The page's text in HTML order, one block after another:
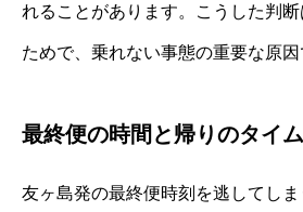
れることがあります。こうした判
ためで、乗れない事態の重要な原因
最終便の時間と帰りのタイ
友ヶ島発の最終便時刻を逃してし